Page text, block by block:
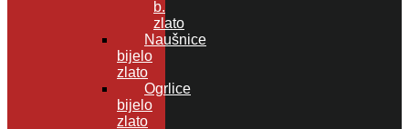
b.
zlato
Naušnice
bijelo
zlato
Ogrlice
bijelo
zlato